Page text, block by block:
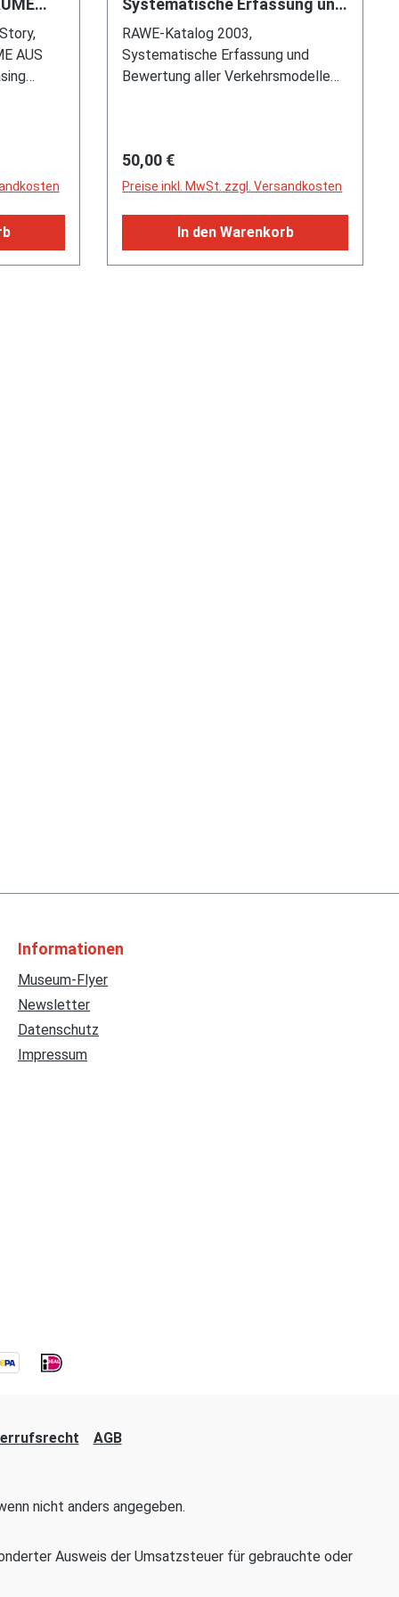
AUS
Systematische Erfassung und
Bewertung aller
Verkehrsmodelle von 1951 -
2002, 546
RAWE-Katalog 2003,
Systematische Erfassung und
Bewertung aller Verkehrsmodelle
Regulärer Preis:
50,00 €
Preise inkl. MwSt. zzgl. Versandkosten
In den Warenkorb
Informationen
Museum-Flyer
Newsletter
Datenschutz
Impressum
AGB
nicht anders angegeben.
Ausweis der Umsatzsteuer für gebrauchte oder